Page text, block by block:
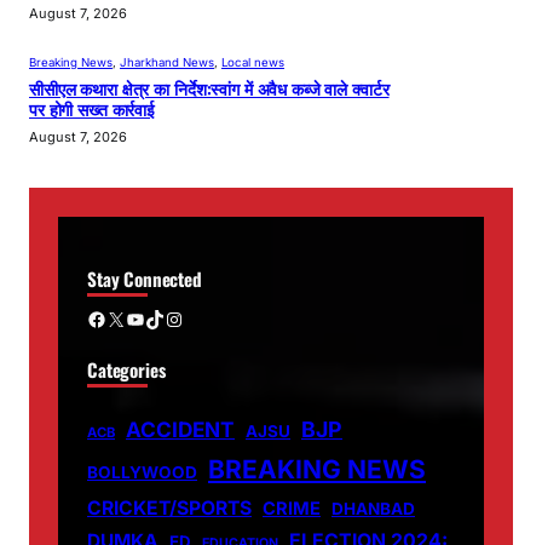
August 7, 2026
Breaking News Jharkhand News Local news
सीसीएल कथारा क्षेत्र का निर्देश:स्वांग में अवैध कब्जे वाले क्वार्टर
पर होगी सख्त कार्रवाई
August 7, 2026
Stay Connected
Facebook X YouTube TikTok Instagram
Categories
ACB ACCIDENT AJSU BJP
BOLLYWOOD BREAKING NEWS
CRICKET/SPORTS CRIME DHANBAD